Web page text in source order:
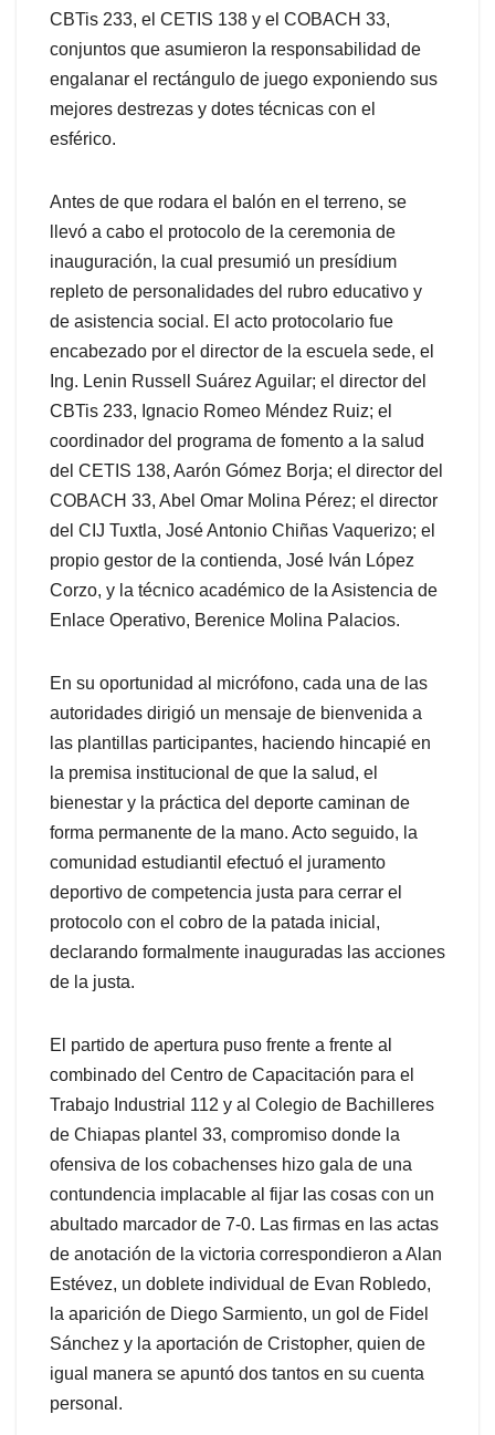
CBTis 233, el CETIS 138 y el COBACH 33,
conjuntos que asumieron la responsabilidad de
engalanar el rectángulo de juego exponiendo sus
mejores destrezas y dotes técnicas con el
esférico.
Antes de que rodara el balón en el terreno, se
llevó a cabo el protocolo de la ceremonia de
inauguración, la cual presumió un presídium
repleto de personalidades del rubro educativo y
de asistencia social. El acto protocolario fue
encabezado por el director de la escuela sede, el
Ing. Lenin Russell Suárez Aguilar; el director del
CBTis 233, Ignacio Romeo Méndez Ruiz; el
coordinador del programa de fomento a la salud
del CETIS 138, Aarón Gómez Borja; el director del
COBACH 33, Abel Omar Molina Pérez; el director
del CIJ Tuxtla, José Antonio Chiñas Vaquerizo; el
propio gestor de la contienda, José Iván López
Corzo, y la técnico académico de la Asistencia de
Enlace Operativo, Berenice Molina Palacios.
En su oportunidad al micrófono, cada una de las
autoridades dirigió un mensaje de bienvenida a
las plantillas participantes, haciendo hincapié en
la premisa institucional de que la salud, el
bienestar y la práctica del deporte caminan de
forma permanente de la mano. Acto seguido, la
comunidad estudiantil efectuó el juramento
deportivo de competencia justa para cerrar el
protocolo con el cobro de la patada inicial,
declarando formalmente inauguradas las acciones
de la justa.
El partido de apertura puso frente a frente al
combinado del Centro de Capacitación para el
Trabajo Industrial 112 y al Colegio de Bachilleres
de Chiapas plantel 33, compromiso donde la
ofensiva de los cobachenses hizo gala de una
contundencia implacable al fijar las cosas con un
abultado marcador de 7-0. Las firmas en las actas
de anotación de la victoria correspondieron a Alan
Estévez, un doblete individual de Evan Robledo,
la aparición de Diego Sarmiento, un gol de Fidel
Sánchez y la aportación de Cristopher, quien de
igual manera se apuntó dos tantos en su cuenta
personal.